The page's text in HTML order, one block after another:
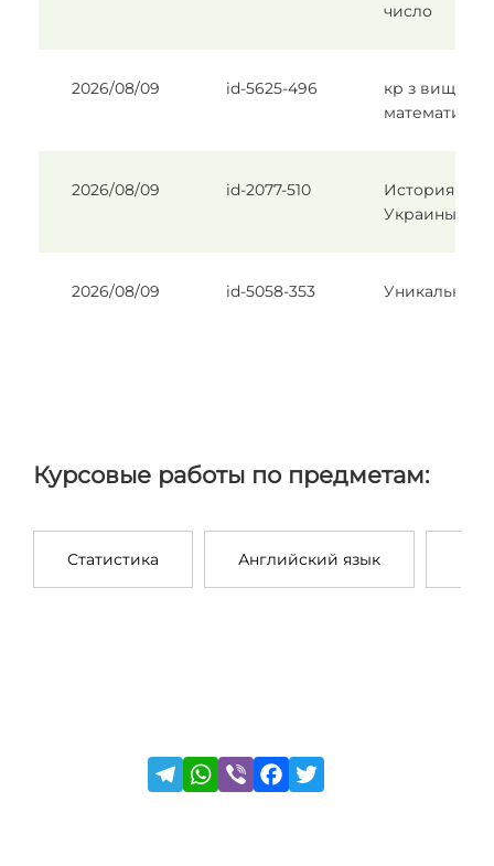
число
2026/08/09 id-5625-496
кр з вищої
математики
2026/08/09 id-2077-510
История
Украины
2026/08/09 id-5058-353 Уникальна
Курсовые работы по предметам:
Статистика Английский язык